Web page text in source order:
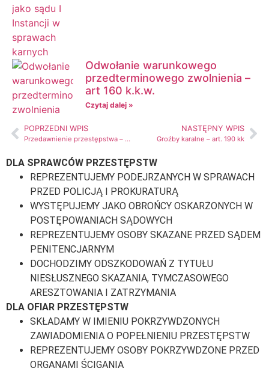
Odwołanie warunkowego
przedterminowego zwolnienia –
art 160 k.k.w.
Czytaj dalej »
POPRZEDNI WPIS
Przedawnienie przestępstwa – ustanie karalności
NASTĘPNY WPIS
Groźby karalne – art. 190 kk
DLA SPRAWCÓW PRZESTĘPSTW
REPREZENTUJEMY PODEJRZANYCH W SPRAWACH
PRZED POLICJĄ I PROKURATURĄ
WYSTĘPUJEMY JAKO OBROŃCY OSKARŻONYCH W
POSTĘPOWANIACH SĄDOWYCH
REPREZENTUJEMY OSOBY SKAZANE PRZED SĄDEM
PENITENCJARNYM
DOCHODZIMY ODSZKODOWAŃ Z TYTUŁU
NIESŁUSZNEGO SKAZANIA, TYMCZASOWEGO
ARESZTOWANIA I ZATRZYMANIA
DLA OFIAR PRZESTĘPSTW
SKŁADAMY W IMIENIU POKRZYWDZONYCH
ZAWIADOMIENIA O POPEŁNIENIU PRZESTĘPSTW
REPREZENTUJEMY OSOBY POKRZYWDZONE PRZED
ORGANAMI ŚCIGANIA